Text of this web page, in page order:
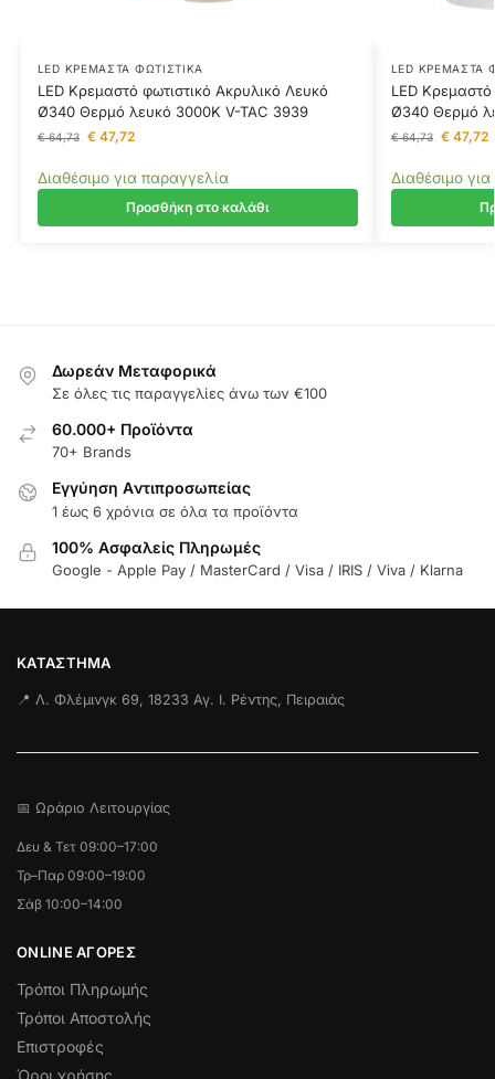
LED ΚΡΕΜΑΣΤΆ ΦΩΤΙΣΤΙΚΆ
LED Κρεμαστό φωτιστικό Ακρυλικό Λευκό
Ø340 Θερμό λευκό 3000Κ V-TAC 3939
€64,73 €47,72
Διαθέσιμο για παραγγελία
Προσθήκη στο καλάθι
LED ΚΡΕΜΑΣΤΆ
LED
Ø340 Θερμό
€64,73 €47,72
Διαθέσιμο
Δωρεάν Μεταφορικά
Σε όλες τις παραγγελίες άνω των €100
60.000+ Προϊόντα
70+ Brands
Εγγύηση Aντιπροσωπείας
1 έως 6 χρόνια σε όλα τα προϊόντα
100% Ασφαλείς Πληρωμές
Google - Apple Pay / MasterCard / Visa / IRIS / Viva / Klarna
ΚΑΤΆΣΤΗΜΑ
📍 Λ. Φλέμινγκ 69, 18233 Αγ. Ι. Ρέντης, Πειραιάς
📅 Ωράριο Λειτουργίας
Δευ & Τετ 09:00–17:00
Τρ–Παρ 09:00–19:00
Σάβ 10:00–14:00
ONLINE ΑΓΟΡΕΣ
Τρόποι Πληρωμής
Τρόποι Αποστολής
Επιστροφές
Όροι χρήσης